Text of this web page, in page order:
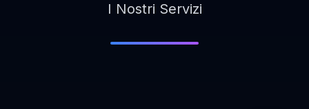
I Nostri Servizi